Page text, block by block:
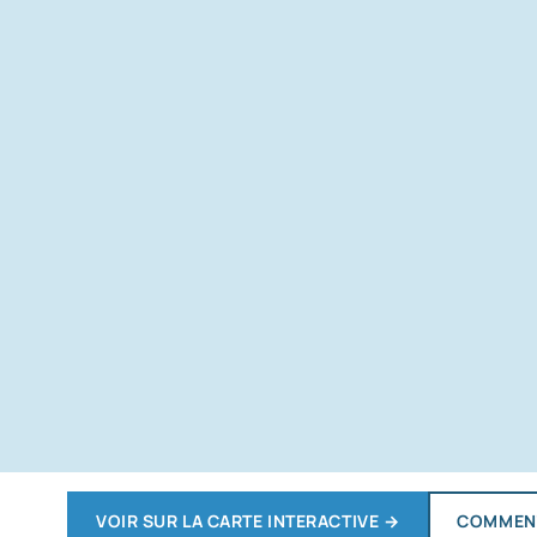
VOIR SUR LA CARTE INTERACTIVE →